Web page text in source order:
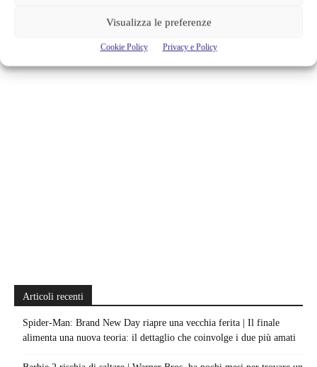
Visualizza le preferenze
Cookie Policy Privacy e Policy
quarantena quiz tecnologia
Articoli recenti
Spider-Man: Brand New Day riapre una vecchia ferita | Il finale
alimenta una nuova teoria: il dettaglio che coinvolge i due più amati